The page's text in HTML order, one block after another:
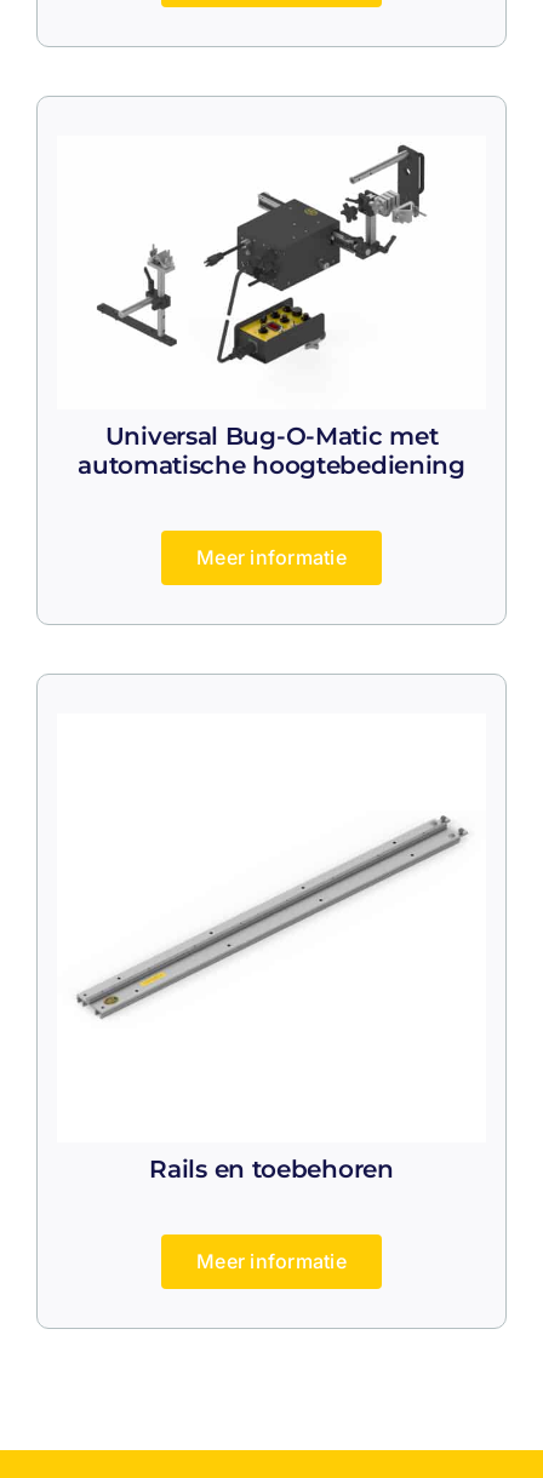
Universal Bug-O-Matic met
automatische hoogtebediening
Meer informatie
Rails en toebehoren
Meer informatie